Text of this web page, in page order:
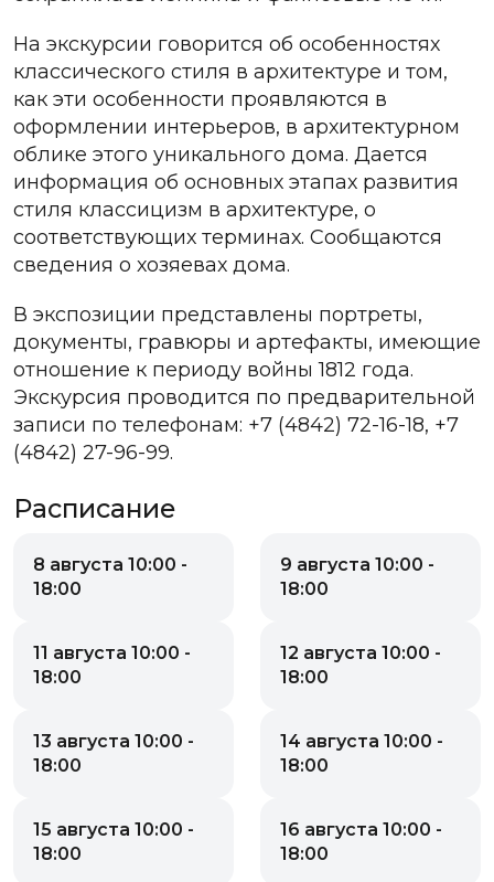
На экскурсии говорится об особенностях
классического стиля в архитектуре и том,
как эти особенности проявляются в
оформлении интерьеров, в архитектурном
облике этого уникального дома. Дается
информация об основных этапах развития
стиля классицизм в архитектуре, о
соответствующих терминах. Сообщаются
сведения о хозяевах дома.
В экспозиции представлены портреты,
документы, гравюры и артефакты, имеющие
отношение к периоду войны 1812 года.
Экскурсия проводится по предварительной
записи по телефонам: +7 (4842) 72-16-18, +7
(4842) 27-96-99.
Расписание
8 августа 10:00 -
18:00
9 августа 10:00 -
18:00
11 августа 10:00 -
18:00
12 августа 10:00 -
18:00
13 августа 10:00 -
18:00
14 августа 10:00 -
18:00
15 августа 10:00 -
18:00
16 августа 10:00 -
18:00